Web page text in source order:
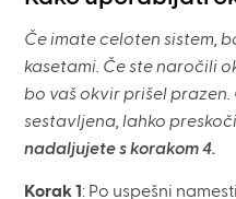
Če imate celoten sistem,
kasetami. Če ste naročili
bo vaš okvir prišel prazen.
sestavljena, lahko
nadaljujete s korakom 4.
Korak 1 : Po uspešni